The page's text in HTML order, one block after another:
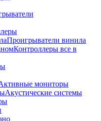
Проигрыватели винила
Контроллеры все в
мониторы
Акустические системы